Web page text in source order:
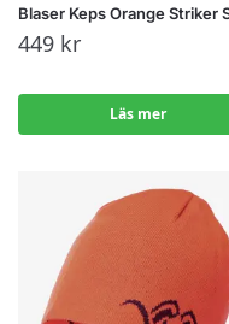
Blaser Keps Orange Striker
449 kr
Läs mer